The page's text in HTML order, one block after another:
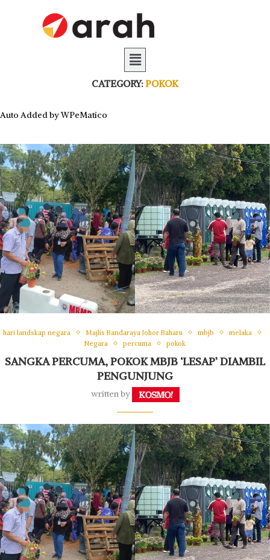
CATEGORY:POKOK
Auto Added by WPeMatico
hari landskap negara Majlis Bandaraya Johor Baharu mbjb
melaka
Negara
percuma pokok
SANGKA PERCUMA, POKOK MBJB ‘LESAP’ DIAMBIL
PENGUNJUNG
written by